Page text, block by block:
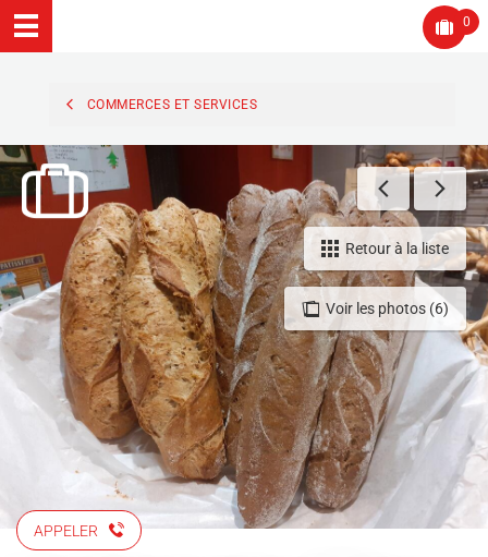
0
COMMERCES ET SERVICES
Voir les photos (6)
Retour à la liste
APPELER